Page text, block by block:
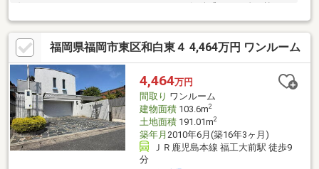
の玄関
福岡県福岡市東区和白東４ 4,464万円 ワンルーム
4,464万円
間取り ワンルーム
建物面積103.6m2
土地面積191.01m2
築年月 2010年6月(築16年3ヶ月)
ＪＲ鹿児島本線 福工大前駅 徒歩9
分